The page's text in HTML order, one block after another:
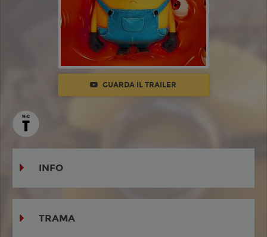
GUARDA IL TRAILER
INFO
TRAMA